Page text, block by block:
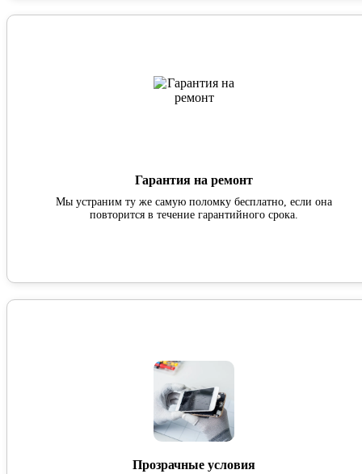
Гарантия на ремонт
Мы устраним ту же самую поломку бесплатно, если она
повторится в течение гарантийного срока.
Прозрачные условия